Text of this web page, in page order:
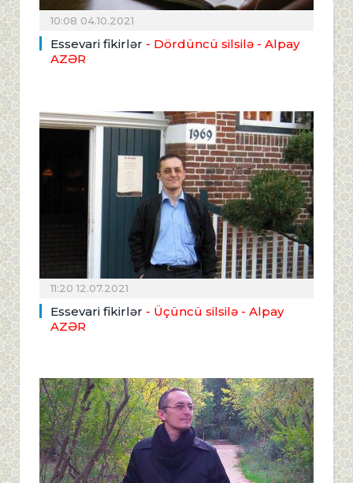
10:08 04.10.2021
Essevari fikirlər - Dördüncü silsilə - Alpay
AZƏR
11:20 12.07.2021
Essevari fikirlər - Üçüncü silsilə - Alpay
AZƏR